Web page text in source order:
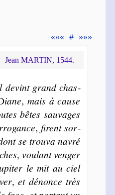
««« # »»»
Jean MARTIN, 1544.
l devint grand chas­
iane, mais à cause
bêtes sau­vages
, firent sor­
se trou­va na­vré
,vou­lant ven­ger
le mit au ciel
,et dé­nonce très